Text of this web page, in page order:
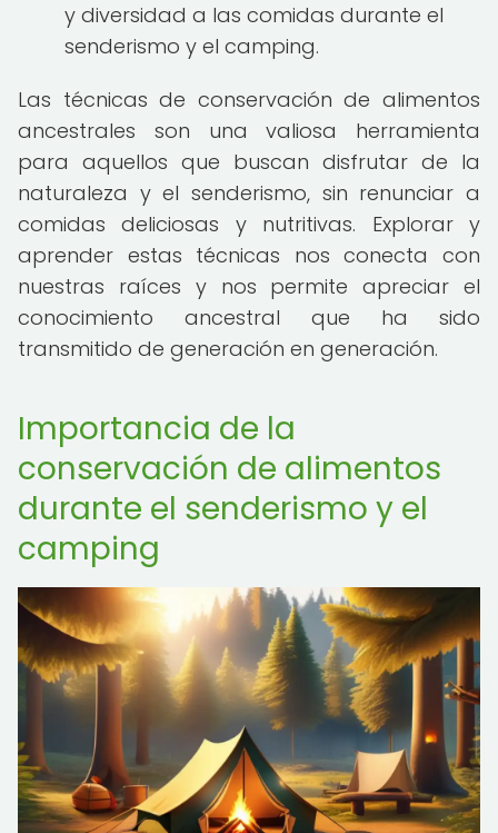
y diversidad a las comidas durante el
senderismo y el camping.
Las técnicas de conservación de alimentos
ancestrales son una valiosa herramienta
para aquellos que buscan disfrutar de la
naturaleza y el senderismo, sin renunciar a
comidas deliciosas y nutritivas. Explorar y
aprender estas técnicas nos conecta con
nuestras raíces y nos permite apreciar el
conocimiento ancestral que ha sido
transmitido de generación en generación.
Importancia de la
conservación de alimentos
durante el senderismo y el
camping